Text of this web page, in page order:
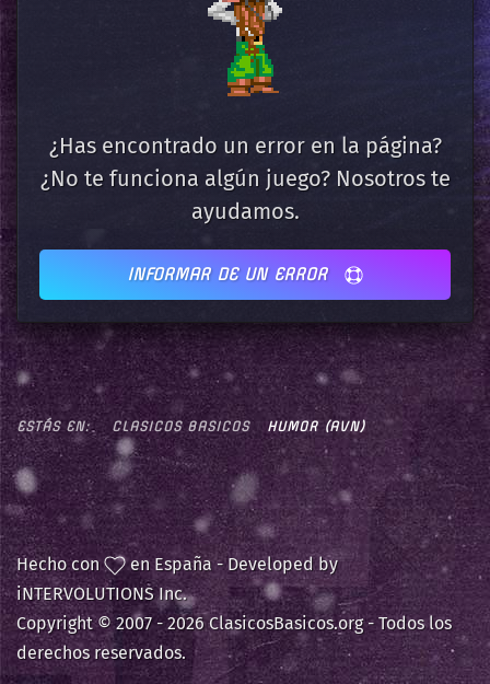
¿Has encontrado un error en la página?
¿No te funciona algún juego? Nosotros te
ayudamos.
INFORMAR DE UN ERROR
ESTÁS EN: CLASICOS BASICOS HUMOR (AVN)
Hecho con
en España - Developed by
iNTERVOLUTIONS Inc.
Copyright © 2007 -2026 ClasicosBasicos.org - Todos los
derechos reservados.